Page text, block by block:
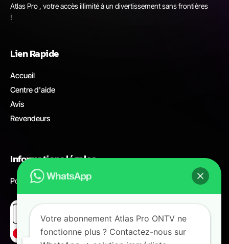
Atlas Pro , votre accès illimité à un divertissement sans frontières
!
Lien Rapide
Accueil
Centre d'aide
Avis
Revendeurs
Informations légales
Politique de remboursement
Votre abonnement Atlas Pro ONTV ne
fonctionne plus ? Contactez-nous sur